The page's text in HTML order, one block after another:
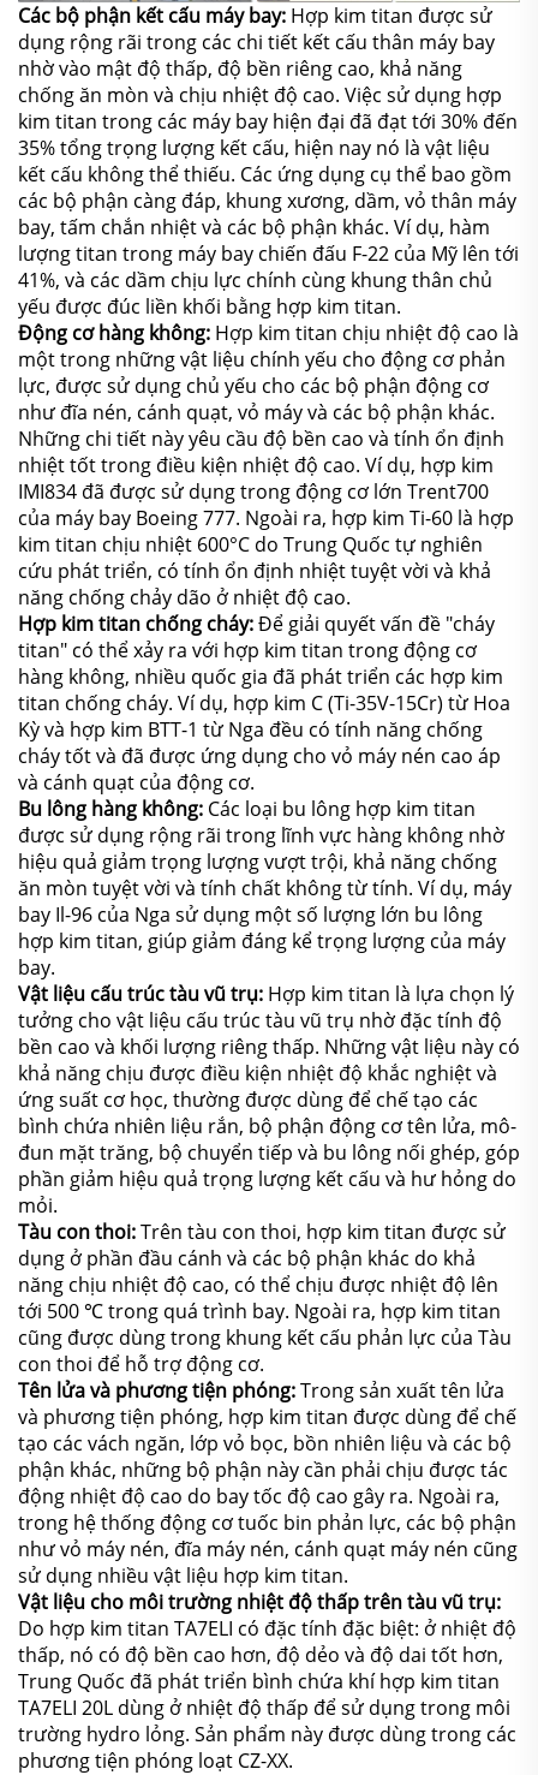
Các bộ phận kết cấu máy bay: Hợp kim titan được sử
dụng rộng rãi trong các chi tiết kết cấu thân máy bay
nhờ vào mật độ thấp, độ bền riêng cao, khả năng
chống ăn mòn và chịu nhiệt độ cao. Việc sử dụng hợp
kim titan trong các máy bay hiện đại đã đạt tới 30% đến
35% tổng trọng lượng kết cấu, hiện nay nó là vật liệu
kết cấu không thể thiếu. Các ứng dụng cụ thể bao gồm
các bộ phận càng đáp, khung xương, dầm, vỏ thân máy
bay, tấm chắn nhiệt và các bộ phận khác. Ví dụ, hàm
lượng titan trong máy bay chiến đấu F-22 của Mỹ lên tới
41%, và các dầm chịu lực chính cùng khung thân chủ
yếu được đúc liền khối bằng hợp kim titan.
Động cơ hàng không: Hợp kim titan chịu nhiệt độ cao là
một trong những vật liệu chính yếu cho động cơ phản
lực, được sử dụng chủ yếu cho các bộ phận động cơ
như đĩa nén, cánh quạt, vỏ máy và các bộ phận khác.
Những chi tiết này yêu cầu độ bền cao và tính ổn định
nhiệt tốt trong điều kiện nhiệt độ cao. Ví dụ, hợp kim
IMI834 đã được sử dụng trong động cơ lớn Trent700
của máy bay Boeing 777. Ngoài ra, hợp kim Ti-60 là hợp
kim titan chịu nhiệt 600°C do Trung Quốc tự nghiên
cứu phát triển, có tính ổn định nhiệt tuyệt vời và khả
năng chống chảy dão ở nhiệt độ cao.
Hợp kim titan chống cháy:Để giải quyết vấn đề "cháy
titan" có thể xảy ra với hợp kim titan trong động cơ
hàng không, nhiều quốc gia đã phát triển các hợp kim
titan chống cháy. Ví dụ, hợp kim C (Ti-35V-15Cr) từ Hoa
Kỳ và hợp kim BTT-1 từ Nga đều có tính năng chống
cháy tốt và đã được ứng dụng cho vỏ máy nén cao áp
và cánh quạt của động cơ.
Bu lông hàng không: Các loại bu lông hợp kim titan
được sử dụng rộng rãi trong lĩnh vực hàng không nhờ
hiệu quả giảm trọng lượng vượt trội, khả năng chống
ăn mòn tuyệt vời và tính chất không từ tính. Ví dụ, máy
bay Il-96 của Nga sử dụng một số lượng lớn bu lông
hợp kim titan, giúp giảm đáng kể trọng lượng của máy
bay.
Vật liệu cấu trúc tàu vũ trụ: Hợp kim titan là lựa chọn lý
tưởng cho vật liệu cấu trúc tàu vũ trụ nhờ đặc tính độ
bền cao và khối lượng riêng thấp. Những vật liệu này có
khả năng chịu được điều kiện nhiệt độ khắc nghiệt và
ứng suất cơ học, thường được dùng để chế tạo các
bình chứa nhiên liệu rắn, bộ phận động cơ tên lửa, mô-
đun mặt trăng, bộ chuyển tiếp và bu lông nối ghép, góp
phần giảm hiệu quả trọng lượng kết cấu và hư hỏng do
mỏi.
Tàu con thoi:Trên tàu con thoi, hợp kim titan được sử
dụng ở phần đầu cánh và các bộ phận khác do khả
năng chịu nhiệt độ cao, có thể chịu được nhiệt độ lên
tới 500 ℃ trong quá trình bay. Ngoài ra, hợp kim titan
cũng được dùng trong khung kết cấu phản lực của Tàu
con thoi để hỗ trợ động cơ.
Tên lửa và phương tiện phóng:Trong sản xuất tên lửa
và phương tiện phóng, hợp kim titan được dùng để chế
tạo các vách ngăn, lớp vỏ bọc, bồn nhiên liệu và các bộ
phận khác, những bộ phận này cần phải chịu được tác
động nhiệt độ cao do bay tốc độ cao gây ra. Ngoài ra,
trong hệ thống động cơ tuốc bin phản lực, các bộ phận
như vỏ máy nén, đĩa máy nén, cánh quạt máy nén cũng
sử dụng nhiều vật liệu hợp kim titan.
Vật liệu cho môi trường nhiệt độ thấp trên tàu vũ trụ:
Do hợp kim titan TA7ELI có đặc tính đặc biệt: ở nhiệt độ
thấp, nó có độ bền cao hơn, độ dẻo và độ dai tốt hơn,
Trung Quốc đã phát triển bình chứa khí hợp kim titan
TA7ELI 20L dùng ở nhiệt độ thấp để sử dụng trong môi
trường hydro lỏng. Sản phẩm này được dùng trong các
phương tiện phóng loạt CZ-XX.